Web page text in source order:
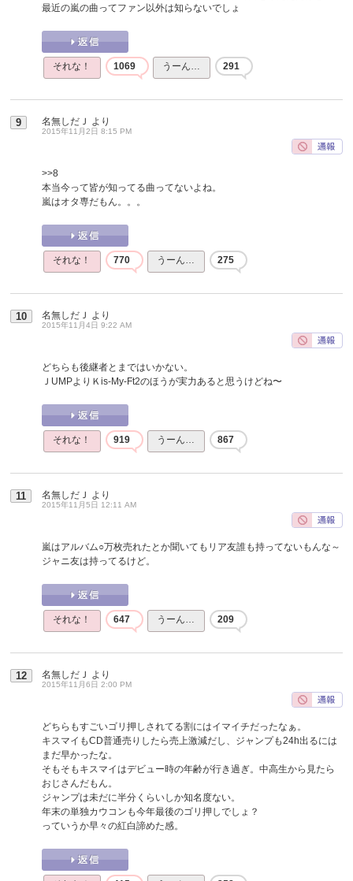
最近の嵐の曲ってファン以外は知らないでしょ
それな！ 1069 うーん… 291
9 名無しだＪ より
2015年11月2日 8:15 PM
>>8
本当今って皆が知ってる曲ってないよね。
嵐はオタ専だもん。。。
それな！ 770 うーん… 275
10 名無しだＪ より
2015年11月4日 9:22 AM
どちらも後継者とまではいかない。
ＪUMPよりＫis-My-Ft2のほうが実力あると思うけどね〜
それな！ 919 うーん… 867
11 名無しだＪ より
2015年11月5日 12:11 AM
嵐はアルバム○万枚売れたとか聞いてもリア友誰も持ってないもんな～
ジャニ友は持ってるけど。
それな！ 647 うーん… 209
12 名無しだＪ より
2015年11月6日 2:00 PM
どちらもすごいゴリ押しされてる割にはイマイチだったなぁ。
キスマイもCD普通売りしたら売上激減だし、ジャンプも24h出るには
まだ早かったな。
そもそもキスマイはデビュー時の年齢が行き過ぎ。中高生から見たら
おじさんだもん。
ジャンプは未だに半分くらいしか知名度ない。
年末の単独カウコンも今年最後のゴリ押しでしょ？
っていうか早々の紅白諦めた感。